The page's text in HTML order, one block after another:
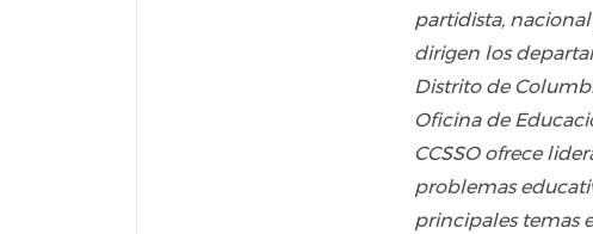
partidista, nacional
dirigen los
Distrito de
Oficina de
CCSSO ofrece
problemas
principales temas